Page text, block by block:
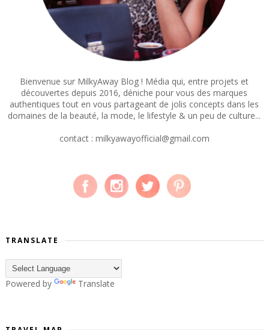
Bienvenue sur MilkyAway Blog ! Média qui, entre projets et
découvertes depuis 2016, déniche pour vous des marques
authentiques tout en vous partageant de jolis concepts dans les
domaines de la beauté, la mode, le lifestyle & un peu de culture...
contact : milkyawayofficial@gmail.com
TRANSLATE
Powered by Translate